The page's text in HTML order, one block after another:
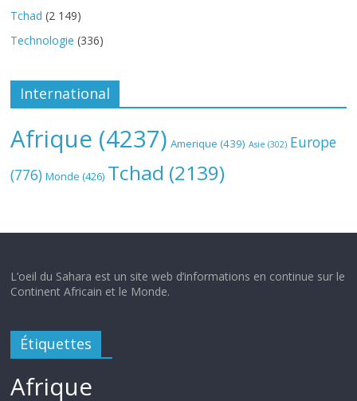
Tchad (2 149)
Technologie (336)
International
Afrique (4237) Amerique (439) Asie (302) Europe
(776) Monde (426) Tchad (2139)
L’oeil du Sahara est un site web d’informations en continue sur le
Continent Africain et le Monde.
Étiquettes
Afrique